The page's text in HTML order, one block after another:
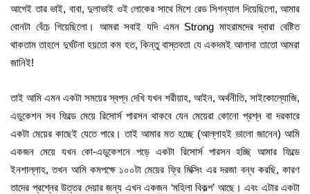
আগেই তার ভাই, বাবা, দুলাভাই ওই লোকের সাথে মিশে রেড সিগন্যাল দিয়েছিলো, আমার
বোনটা বেঁচে গিয়েছিলো। আমরা সবাই যদি এমন Strong মাহরামদের দ্বারা বেষ্টিত
থাকতাম তাহলে দুর্ঘটনা হয়তো কম হত, কিন্তু বাস্তবতা যে একদমই আলাদা তাতো আমরা
জানিই!
তাই আমি এমন একটা সময়ের স্বপ্ন দেখি যখন শরীয়াহ, আইন, অর্থনীতি, সাইকোল্যোজি,
এডুকেশন সব ফিল্ডে মেয়ে রিসোর্স পারসন থাকবে যেন মেয়েরা কোনো প্রশ্ন বা দরকারে
একটা মেয়ের কাছেই যেতে পারে। তাই আমার মত হচ্ছে (আল্লাহই ভালো জানেন) আমি
একজন মেয়ে যখন কো-এডুকেশনে পড়ে একটা রিসোর্স পারসন হচ্ছি আমার ফিল্ডে
ইনশাল্লাহ, তখন আমি কমপক্ষে ১০০টা মেয়ের ফ্রি মিক্সিং এর দরজা বন্ধ করছি, কারণ
তাদের প্রশ্নের উত্তর দেয়ার জন্য এখন একজন ‘মহিলা বিকল্প’ আছে। এবং এটার একটা